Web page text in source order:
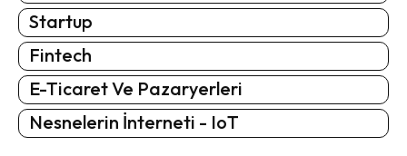
Startup
Fintech
E-Ticaret Ve Pazaryerleri
Nesnelerin İnterneti - IoT